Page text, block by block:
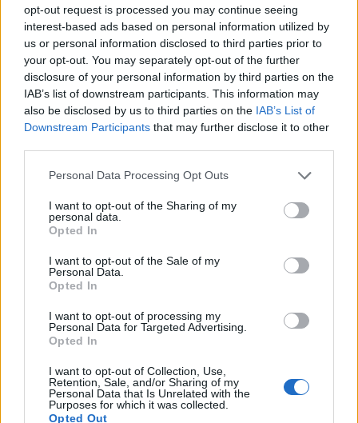
opt-out request is processed you may continue seeing
interest-based ads based on personal information utilized by
us or personal information disclosed to third parties prior to
your opt-out. You may separately opt-out of the further
disclosure of your personal information by third parties on the
IAB’s list of downstream participants. This information may
also be disclosed by us to third parties on the IAB’s List of
Downstream Participants that may further disclose it to other
Personal Data Processing Opt Outs
I want to opt-out of the Sharing of my
personal data.
Opted In
I want to opt-out of the Sale of my
Personal Data.
Opted In
I want to opt-out of processing my
Personal Data for Targeted Advertising.
Opted In
I want to opt-out of Collection, Use,
Retention, Sale, and/or Sharing of my
Personal Data that Is Unrelated with the
Purposes for which it was collected.
Opted Out
Πρόστιμα χιλιάδων ευρώ στον
Δήμο Αμυνταίου για παραβάσεις
περιβαλλοντικής διαχείρισης
Κάθε παράβαση τιμωρήθηκε με πρόστιμο 10.700€, ενώ
ο Δήμος Αμυνταίου καλείται να εφαρμόσει Πλάνο
κατάστασης
10.12.2025 - 16.41